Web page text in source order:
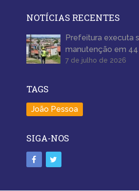
NOTÍCIAS RECENTES
Prefeitura executa
manutenção em 44
7 de julho de 2026
TAGS
João Pessoa
SIGA-NOS